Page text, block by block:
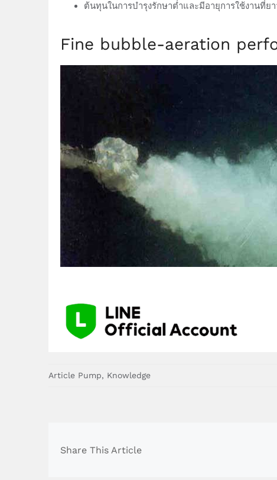
ต้นทุนในการบำรุงรักษาต่ำและมีอายุการใช้งานที่ย
Fine bubble-aeration
Article Pump, Knowledge
Share This Article